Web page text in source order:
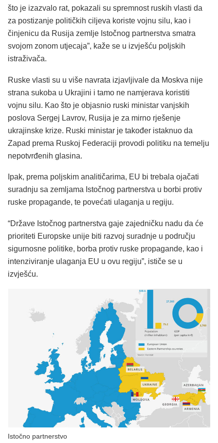
što je izazvalo rat, pokazali su spremnost ruskih vlasti da
za postizanje političkih ciljeva koriste vojnu silu, kao i
činjenicu da Rusija zemlje Istočnog partnerstva smatra
svojom zonom utjecaja”, kaže se u izvješću poljskih
istraživača.
Ruske vlasti su u više navrata izjavljivale da Moskva nije
strana sukoba u Ukrajini i tamo ne namjerava koristiti
vojnu silu. Kao što je objasnio ruski ministar vanjskih
poslova Sergej Lavrov, Rusija je za mirno rješenje
ukrajinske krize. Ruski ministar je također istaknuo da
Zapad prema Ruskoj Federaciji provodi politiku na temelju
nepotvrđenih glasina.
Ipak, prema poljskim analitičarima, EU bi trebala ojačati
suradnju sa zemljama Istočnog partnerstva u borbi protiv
ruske propagande, te povećati ulaganja u regiju.
“Države Istočnog partnerstva gaje zajedničku nadu da će
prioriteti Europske unije biti razvoj suradnje u području
sigurnosne politike, borba protiv ruske propagande, kao i
intenziviranje ulaganja EU u ovu regiju”, ističe se u
izvješću.
Istočno partnerstvo